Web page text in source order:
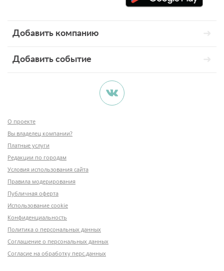
Добавить компанию
Добавить событие
О проекте
Вы владелец компании?
Платные услуги
Редакции по городам
Условия использования сайта
Правила модерирования
Публичная оферта
Использование cookie
Конфиденциальность
Политика о персональных данных
Соглашение о персональных данных
Согласие на обработку перс.данных